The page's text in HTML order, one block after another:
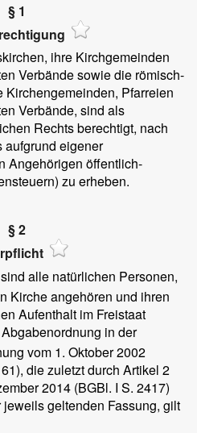
§ 1
ihre Kirchgemeinden
Verbände sowie die römisch-
Kirchengemeinden, Pfarreien
Verbände, sind als
Rechts berechtigt, nach
aufgrund eigener
Angehörigen öffentlich-
zu erheben.
§ 2
alle natürlichen Personen,
Kirche angehören und ihren
Aufenthalt im Freistaat
in der
vom 1. Oktober 2002
die zuletzt durch Artikel 2
2014 (BGBl. I S. 2417)
geltenden Fassung, gilt